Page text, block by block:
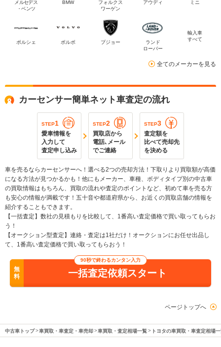
メルセデス
・ベンツ
BMW
フォルクス
ワーゲン
アウディ ミニ
ポルシェ ボルボ プジョー
ランド
ローバー
輸入車
すべて
全てのメーカーを見る
カーセンサー簡単ネット車査定の流れ
STEP1
愛車情報を
入力して
査定申し込み
STEP2
買取店から
電話､メール
でご連絡
STEP3
査定額を
比べて売却先
を決める
車を売るならカーセンサーへ！選べる2つの売却方法！下取りより買取額が高価
になる方法が見つかるかも！他にもメーカー、車種、ボディタイプ別の中古車
の買取情報はもちろん、買取の流れや査定のポイントなど、初めて車を売る方
も安心の情報が満載です！五十音や都道府県から、お近くの買取店舗の情報を
紹介することもできます。
【一括査定】数社の見積もりを比較して、1番高い査定価格で買い取ってもらお
う！
【オークション型査定】連絡・査定は1社だけ！オークションにお任せ出品し
て、1番高い査定価格で買い取ってもらおう！
無
料
90秒で終わるカンタン入力
一括査定依頼スタート
ページトップへ
中古車トップ 車買取・車査定・車売却 車買取・査定相場一覧 トヨタの車買取・車査定相場